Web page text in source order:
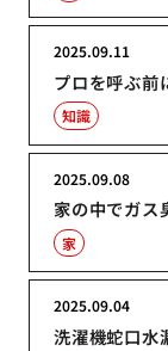
プロを呼ぶ前
2025.09.11
知識
家の中でガス
2025.09.08
家
洗濯機蛇口水
2025.09.04